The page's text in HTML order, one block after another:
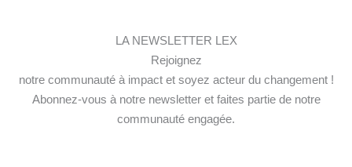
LA NEWSLETTER LEX
Rejoignez
notre communauté à impact et soyez acteur du changement !
Abonnez-vous à notre newsletter et faites partie de notre
communauté engagée.